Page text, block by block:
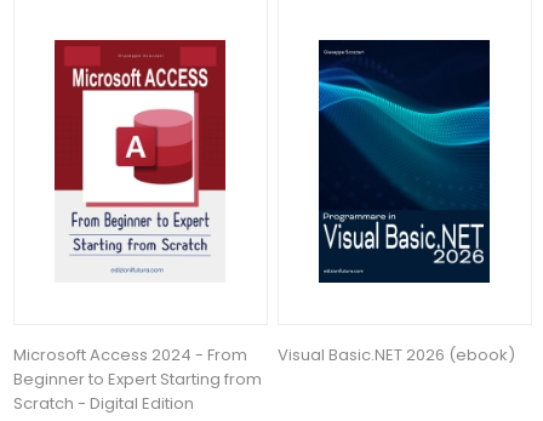
Microsoft Access 2024 - From
Beginner to Expert Starting from
Scratch - Digital Edition
Visual Basic.NET 2026 (ebook)